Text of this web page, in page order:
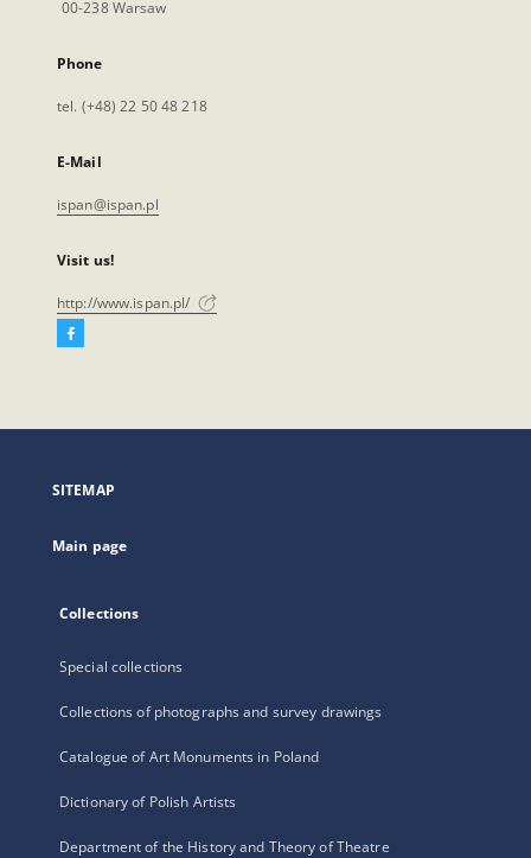
00-238 Warsaw
Phone
tel. (+48) 22 50 48 218
E-Mail
ispan@ispan.pl
Visit us!
http://www.ispan.pl/
Facebook
open
new
SITEMAP
Main page
Collections
Special collections
Collections of photographs and survey drawings
Catalogue of Art Monuments in Poland
Dictionary of Polish Artists
Department of the History and Theory of Theatre